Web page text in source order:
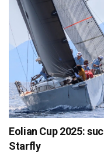
Eolian Cup 2025:
Starfly